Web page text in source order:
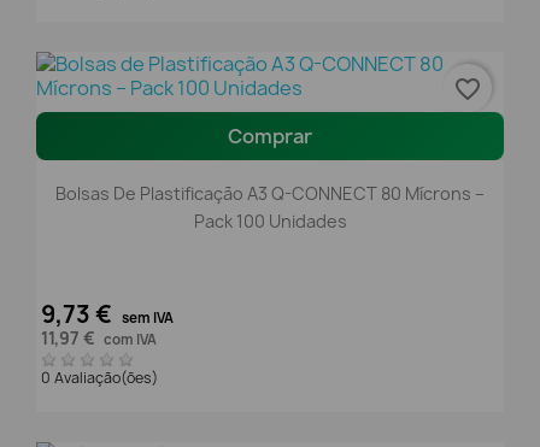
Comprar
Bolsas De Plastificação A3 Q-CONNECT 80 Mícrons –
Pack 100 Unidades
9,73 € sem IVA
11,97 € com IVA
0 Avaliação(ões)
favorite_border